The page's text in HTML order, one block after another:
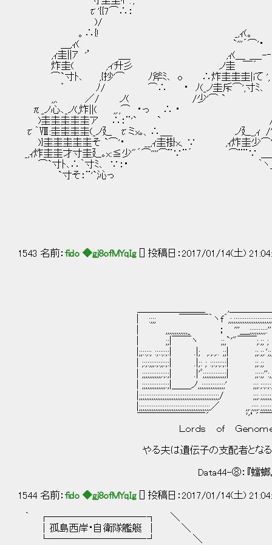
τ'{{7⌒∴： / / / /
)/ /./ /../ ./ '"
。∴{! _,ｨ(。 /./ -
＿,ｨ( `'''´⌒'・ __- ,.-
,ｨ圭||ｱ '’ ＿_ ,ｨ(＿ ＿_-
炸圭( ,ィ升彡 ノ圭 ￣´ //././ //
⌒`寸ﾄ､ ,{抄'⌒ ﾉ斧ﾐ､ o ∴炸圭圭圭|iて ', /'
゜ ﾉ/ ⌒∴ ・ ﾉ(_ノ圭斥⌒',寸ﾐ､ /./
,,、 ／/ ノ( /少'⌒ ` ..,/./ _,..ィ
π_ノ心､_ノ(,炸||( ,,.,⌒ ・っ ∴ ･ /./
)圭圭圭圭圭ア ∴：¨'` ` // /'"_
τ｀Ⅷ:圭圭圭圭(_ノ廴 τミx｡、∴＿_ ノ廴_,ｨ /
)}圭圭圭圭圭そ `⌒'・ __,ｨ圭掛x、∵ ,ｨ炸圭少⌒'
_,ｨ炸圭圭才寸圭廴｡x:≦少"´⌒''''⌒¨∵¨´ ⌒¨¨∵ ＿＿
⌒`寸ﾄ､∴｀寸ﾐ､ ∵：･ ｀ヽ＿
`寸そ：¨'`沁っ ＿＿＿
1543 名前： fido ◆gj8ofMYqIg [] 投稿日：2017/01/14(土)
| :;;; ￣￣￣｀ヽ
| ,,,,,,,,,,,,_ ； '''＿;;;;;;;;;:'' ''
| ;;|￣￣ヽ ;;,`'"￣￣;.;; ; ;;;;;|
|;;::;:; :;::;:;:| .|; ,.,.,.. ;;|
| ;:;:;;;:;:;;:;:| .|;: ; :;:;:;:;:| ;;.;;
| ;;;;;;;;;;;:;:;| .|'ﾞ;;;;;;;;;;;;;|
| ;;;;;;;;;;;;;:;|＿＿ノ,,;;;;;;;;;;;;;'
|;;;;;;;;;;;;;;;;;;;;;;;;;;;;;;;;;;;;;;;;;;;;/
|;;;;;;;;;;;;;;;;;;;;;;;;;;;;;;;;;;;;;;;／
￣￣￣￣￣￣￣´ ﾞ'’´￣￣
Ｌｏｒｄｓ ｏｆ Ｇｅｎｏｍｅ
やる夫は遺伝子の支配者となるよ
Data44-⑧：『蟷螂
1544 名前： fido ◆gj8ofMYqIg [] 投稿日：2017/01/14(土)
｀
│ 孤島西岸・自衛隊
└──────────